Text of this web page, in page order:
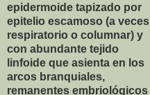
epidermoide tapizado por
epitelio escamoso (a veces
respiratorio o columnar) y
con abundante tejido
linfoide que asienta en los
arcos branquiales,
remanentes embriológicos